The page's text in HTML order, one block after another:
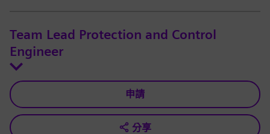
Team Lead Protection and Control
Engineer
申請
分享